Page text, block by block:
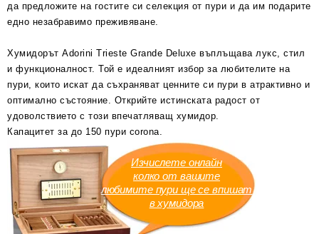
да предложите на гостите си селекция от пури и да им подарите
едно незабравимо преживяване.
Хумидорът Аdorini Trieste Grande Deluxe въплъщава лукс, стил
и функционалност. Той е идеалният избор за любителите на
пури, които искат да съхраняват ценните си пури в атрактивно и
оптимално състояние. Открийте истинската радост от
удоволствието с този впечатляващ хумидор.
Капацитет за до 150 пури corona.
Изчислете онлайн
колко от вашите
любимите пури ще се впишат
в хумидора